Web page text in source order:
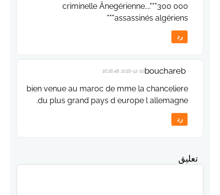
criminelle Ânegérienne...."""300 000
assassinés algériens"""
رد
bouchareb
2018-12-10 16:18:48
bien venue au maroc de mme la chanceliere
du plus grand pays d europe l allemagne.
رد
تعليق